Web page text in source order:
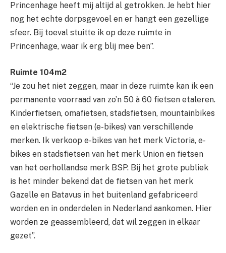
Princenhage heeft mij altijd al getrokken. Je hebt hier
nog het echte dorpsgevoel en er hangt een gezellige
sfeer. Bij toeval stuitte ik op deze ruimte in
Princenhage, waar ik erg blij mee ben”.
Ruimte 104m2
“Je zou het niet zeggen, maar in deze ruimte kan ik een
permanente voorraad van zo’n 50 à 60 fietsen etaleren.
Kinderfietsen, omafietsen, stadsfietsen, mountainbikes
en elektrische fietsen (e-bikes) van verschillende
merken. Ik verkoop e-bikes van het merk Victoria, e-
bikes en stadsfietsen van het merk Union en fietsen
van het oerhollandse merk BSP. Bij het grote publiek
is het minder bekend dat de fietsen van het merk
Gazelle en Batavus in het buitenland gefabriceerd
worden en in onderdelen in Nederland aankomen. Hier
worden ze geassembleerd, dat wil zeggen in elkaar
gezet”.